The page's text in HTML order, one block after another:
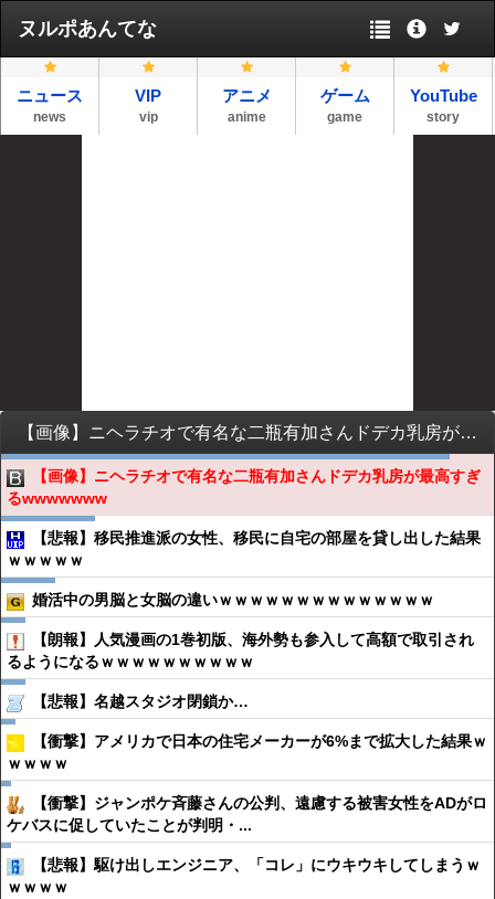
ヌルポあんてな
ニュース
news
VIP
vip
アニメ
anime
ゲーム
game
YouTube
story
【画像】ニヘラチオで有名な二瓶有加さんドデカ乳房が最高すぎるwwwwwww
【画像】ニヘラチオで有名な二瓶有加さんドデカ乳房が最高すぎ
るwwwwwww
【悲報】移民推進派の女性、移民に自宅の部屋を貸し出した結果
ｗｗｗｗｗ
婚活中の男脳と女脳の違いｗｗｗｗｗｗｗｗｗｗｗｗｗｗ
【朗報】人気漫画の1巻初版、海外勢も参入して高額で取引され
るようになるｗｗｗｗｗｗｗｗｗｗ
【悲報】名越スタジオ閉鎖か…
【衝撃】アメリカで日本の住宅メーカーが6%まで拡大した結果ｗ
ｗｗｗｗ
【衝撃】ジャンポケ斉藤さんの公判、遠慮する被害女性をADがロ
ケバスに促していたことが判明・...
【悲報】駆け出しエンジニア、「コレ」にウキウキしてしまうｗ
ｗｗｗｗ